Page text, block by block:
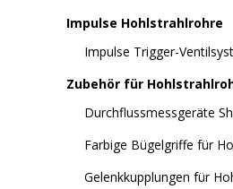
Impulse Hohlstrahlrohre
Impulse Trigger-
Zubehör für
Durchflussmessgeräte
Farbige Bügelgriffe für
Gelenkkupplungen für